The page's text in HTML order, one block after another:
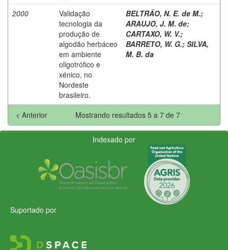
2000
Validação
tecnologia da
produção de
algodão herbáceo
em ambiente
oligotrófico e
xénico, no
Nordeste
brasileiro.
BELTRÃO, N. E. de M.;
ARAUJO, J. M. de;
CARTAXO, W. V.;
BARRETO, W. G.; SILVA,
M. B. da
Mostrando resultados 5 a 7 de 7
< Anterior
Indexado por
Suportado por